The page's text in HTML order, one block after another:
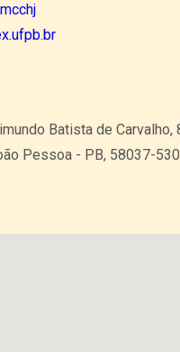
Batista de Carvalho,
Pessoa - PB, 58037-530